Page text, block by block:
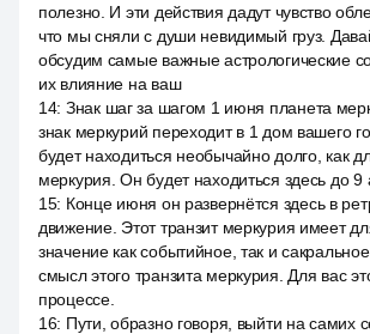
полезно. И эти действия дадут чувство
что мы сняли с души невидимый груз.
обсудим самые важные астрологические
их влияние на ваш
14: Знак шаг за шагом 1 июня планета
знак меркурий переходит в 1 дом вашего
будет находиться необычайно долго, как
меркурия. Он будет находиться здесь до 9
15: Конце июня он развернётся здесь в
движение. Этот транзит меркурия имеет
значение как событийное, так и
смысл этого транзита меркурия. Для вас
процессе.
16: Пути, образно говоря, выйти на самих